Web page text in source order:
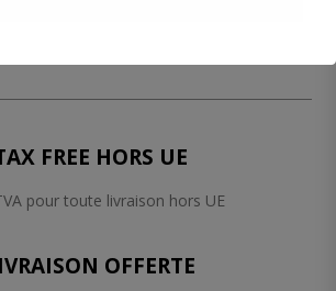
FREE HORS UE
pour toute livraison hors UE
OFFERTE